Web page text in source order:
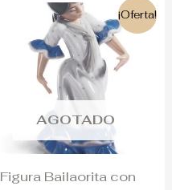
¡Oferta!
AGOTADO
Figura Bailaorita con
precio
original
era:
215€.
El
precio
actual
es:
190€.